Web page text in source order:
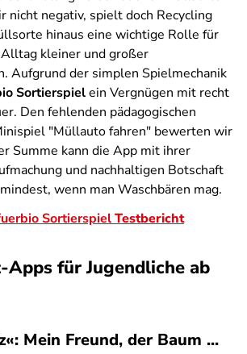
nicht negativ, spielt doch Recycling
hinaus eine wichtige Rolle für
kleiner und großer
Aufgrund der simplen Spielmechanik
Sortierspielein Vergnügen mit recht
Den fehlenden pädagogischen
"Müllauto fahren" bewerten wir
Summe kann die App mit ihrer
und nachhaltigen Botschaft
wenn man Waschbären mag.
SortierspielTestbericht
Apps für Jugendliche ab
Mein Freund, der Baum ...